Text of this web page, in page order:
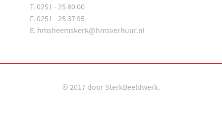
T. 0251 - 25 80 00
F. 0251 - 25 37 95
E. hmsheemskerk@hmsverhuur.nl
© 2017 door SterkBeeldwerk.